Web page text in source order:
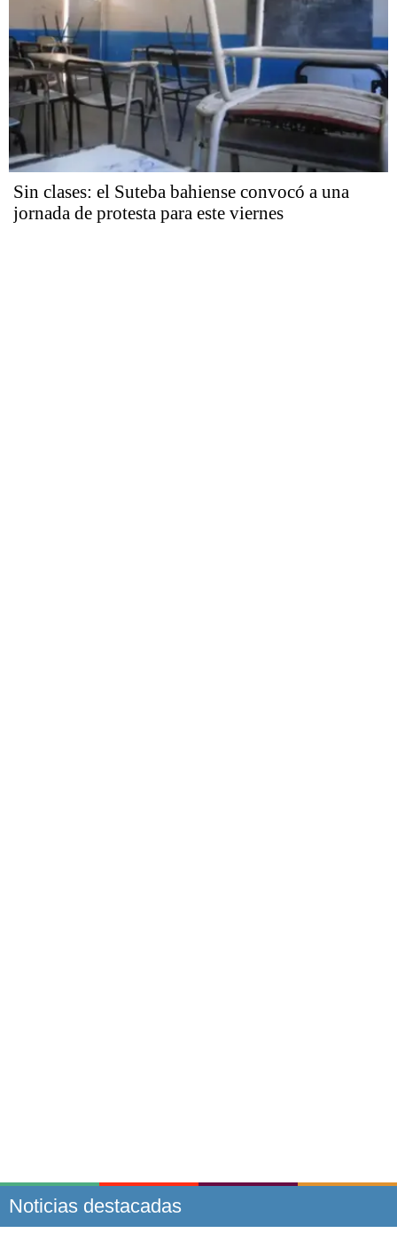
Sin clases: el Suteba bahiense convocó a una
jornada de protesta para este viernes
Noticias destacadas